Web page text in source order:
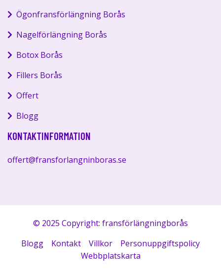
Ögonfransförlängning Borås
Nagelförlängning Borås
Botox Borås
Fillers Borås
Offert
Blogg
KONTAKTINFORMATION
offert@fransforlangninboras.se
© 2025 Copyright: fransförlängningborås
Blogg
Kontakt Villkor
Personuppgiftspolicy
Webbplatskarta